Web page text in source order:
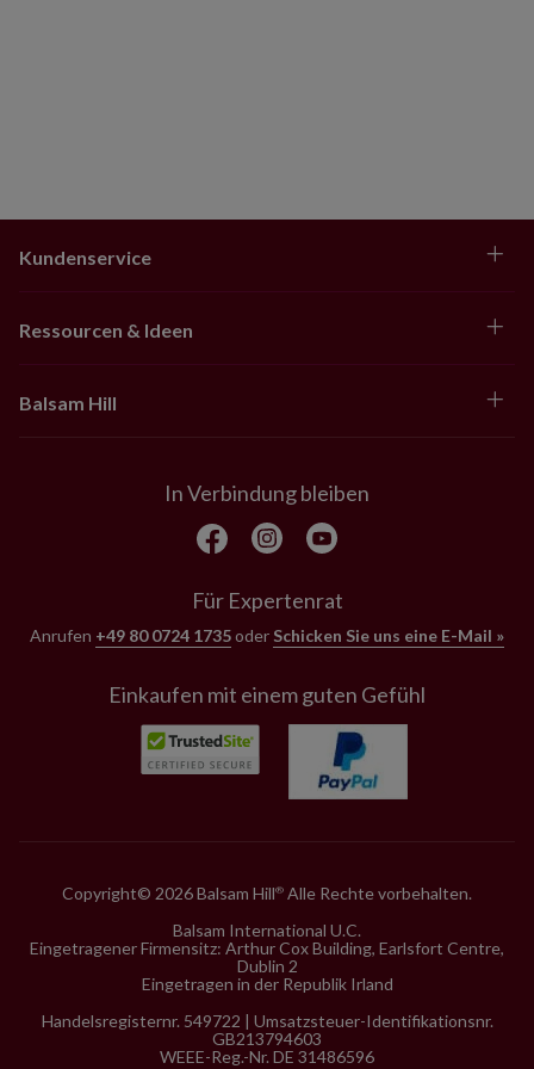
Kundenservice
Ressourcen & Ideen
Balsam Hill
In Verbindung bleiben
Für Expertenrat
Anrufen +49 80 0724 1735oder Schicken Sie uns eine E-Mail »
Einkaufen mit einem guten Gefühl
Copyright© 2026 Balsam Hill® Alle Rechte vorbehalten.
Balsam International U.C.
Eingetragener Firmensitz: Arthur Cox Building, Earlsfort Centre,
Dublin 2
Eingetragen in der Republik Irland
Handelsregisternr. 549722 | Umsatzsteuer-Identifikationsnr.
GB213794603
WEEE-Reg.-Nr. DE 31486596